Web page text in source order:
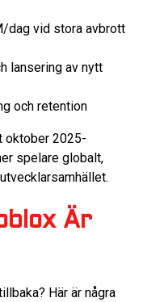
dag vid stora avbrott
lansering av nytt
och retention
oktober 2025-
spelare globalt,
Är
Här är några